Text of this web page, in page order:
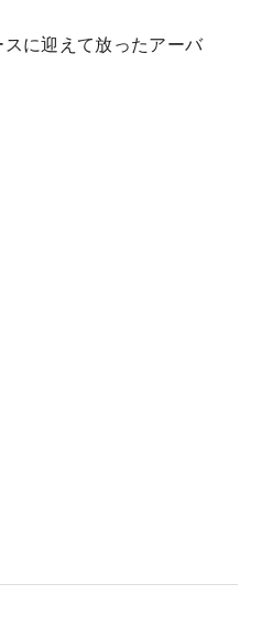
に迎えて放ったアーバ